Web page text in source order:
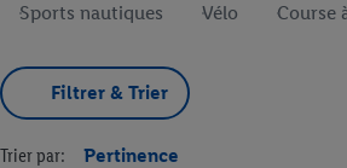
Sports nautiques Vélo Course
Filtrer & Trier
Trier par: Pertinence